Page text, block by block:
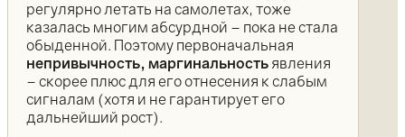
регулярно летать на самолетах, тоже
казалась многим абсурдной – пока не стала
обыденной. Поэтому первоначальная
непривычность, маргинальность явления
– скорее плюс для его отнесения к слабым
сигналам (хотя и не гарантирует его
дальнейший рост).